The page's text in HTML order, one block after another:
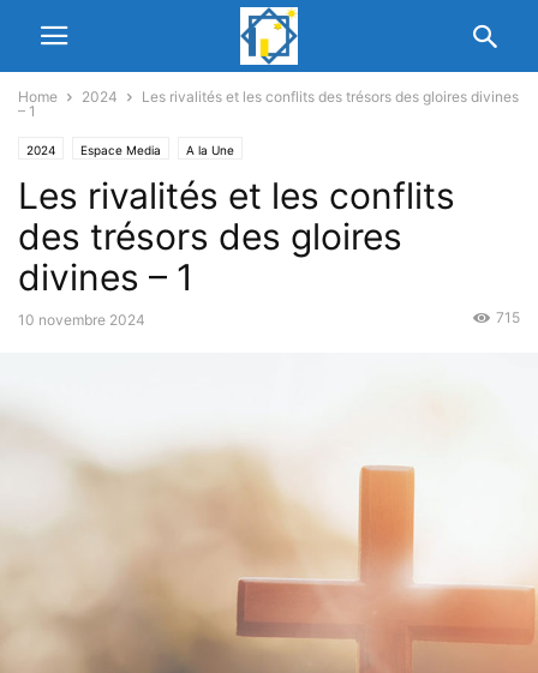
Home 2024
Les rivalités et les conflits des trésors des gloires divines
– 1
2024 Espace Media A la Une
Les rivalités et les conflits
des trésors des gloires
divines – 1
10 novembre 2024 715